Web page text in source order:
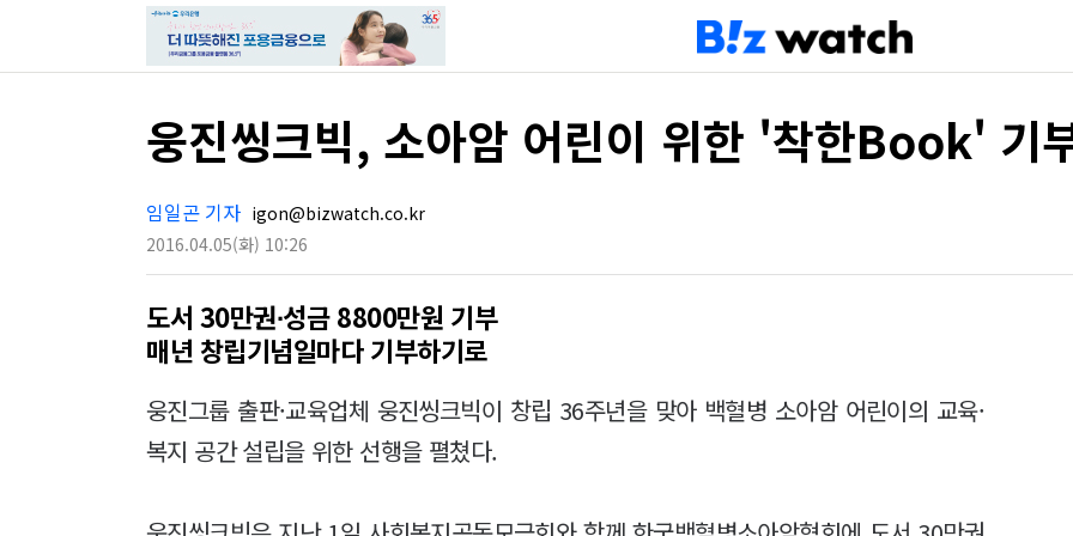
웅진씽크빅, 소아암 어린이 위한 '착한Book' 기
임일곤 기자 igon@bizwatch.co.kr
2016.04.05(화) 10:26
도서 30만권∙성금 8800만원 기부
매년 창립기념일마다 기부하기로
웅진그룹 출판·교육업체 웅진씽크빅이 창립 36주년을 맞아 백혈병 소아암 어린이의 교육·
복지 공간 설립을 위한 선행을 펼쳤다.